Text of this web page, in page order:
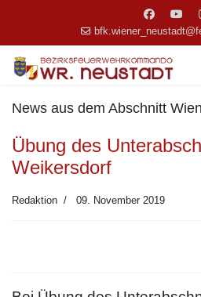
News aus dem Abschnitt
Übung des
Weikersdorf
Redaktion 09. November 2019